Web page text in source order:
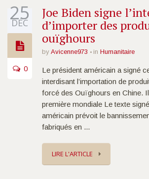
25
DÉC
0
Joe Biden signe
d’importer des
ouïghours
by Avicenne973 in Humanitaire
Le président américain a signé
interdisant l’importation de
forcé des Ouïghours en Chine. Il
première mondiale Le texte
américain prévoit le
fabriqués en ...
LIRE L'ARTICLE